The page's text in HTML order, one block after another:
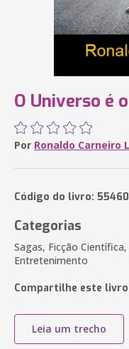
O Universo é
Por Ronaldo Carneiro
Código do livro:
Categorias
Sagas, Ficção
Entretenimento
Compartilhe este livro
Leia um trecho